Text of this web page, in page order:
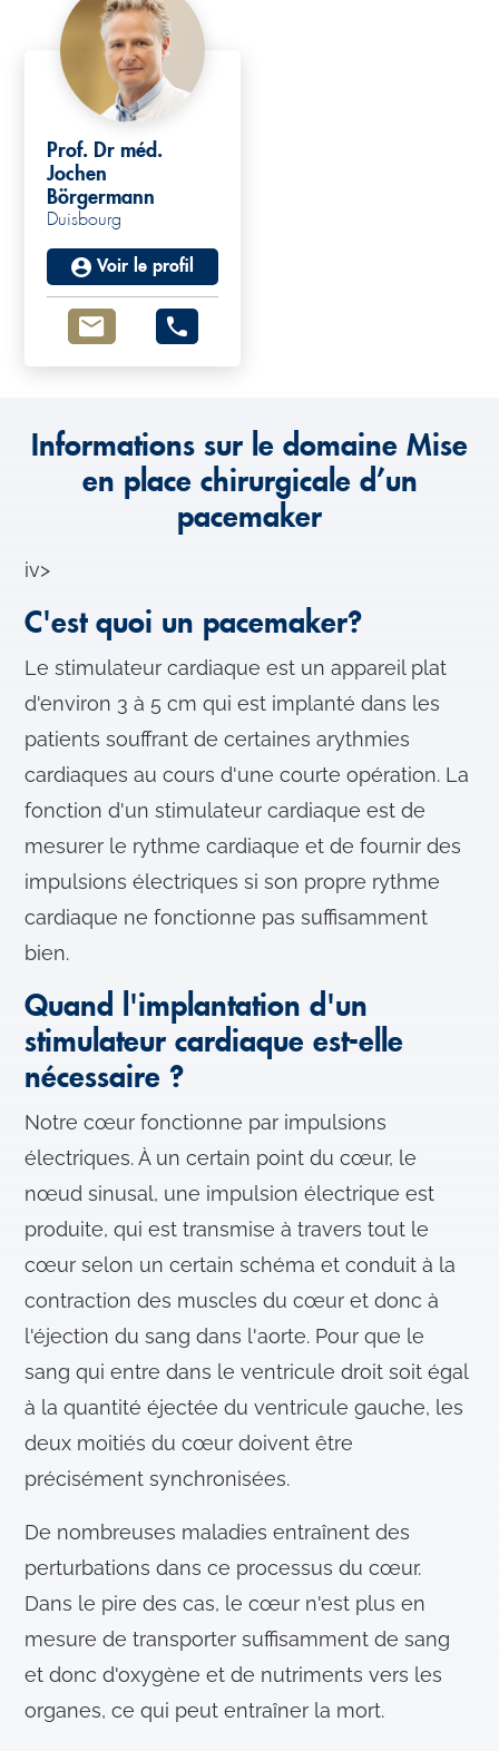
Prof. Dr méd.
Jochen
Börgermann
Duisbourg
Voir le profil
Informations sur le domaine Mise
en place chirurgicale d’un
pacemaker
iv>
C'est quoi un pacemaker?
Le stimulateur cardiaque est un appareil plat
d'environ 3 à 5 cm qui est implanté dans les
patients souffrant de certaines arythmies
cardiaques au cours d'une courte opération. La
fonction d'un stimulateur cardiaque est de
mesurer le rythme cardiaque et de fournir des
impulsions électriques si son propre rythme
cardiaque ne fonctionne pas suffisamment
bien.
Quand l'implantation d'un
stimulateur cardiaque est-elle
nécessaire ?
Notre cœur fonctionne par impulsions
électriques. À un certain point du cœur, le
nœud sinusal, une impulsion électrique est
produite, qui est transmise à travers tout le
cœur selon un certain schéma et conduit à la
contraction des muscles du cœur et donc à
l'éjection du sang dans l'aorte. Pour que le
sang qui entre dans le ventricule droit soit égal
à la quantité éjectée du ventricule gauche, les
deux moitiés du cœur doivent être
précisément synchronisées.
De nombreuses maladies entraînent des
perturbations dans ce processus du cœur.
Dans le pire des cas, le cœur n'est plus en
mesure de transporter suffisamment de sang
et donc d'oxygène et de nutriments vers les
organes, ce qui peut entraîner la mort.